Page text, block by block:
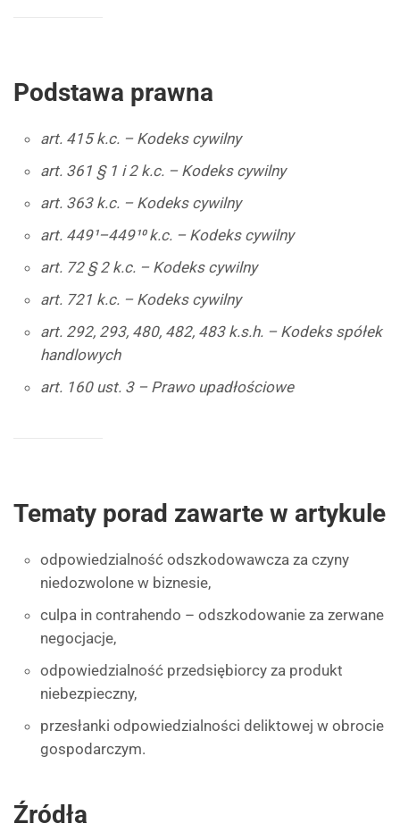
Podstawa prawna
art. 415 k.c. – Kodeks cywilny
art. 361 § 1 i 2 k.c. – Kodeks cywilny
art. 363 k.c. – Kodeks cywilny
art. 449¹–449¹⁰ k.c. – Kodeks cywilny
art. 72 § 2 k.c. – Kodeks cywilny
art. 721 k.c. – Kodeks cywilny
art. 292, 293, 480, 482, 483 k.s.h. – Kodeks spółek
handlowych
art. 160 ust. 3 – Prawo upadłościowe
Tematy porad zawarte w artykule
odpowiedzialność odszkodowawcza za czyny
niedozwolone w biznesie,
culpa in contrahendo – odszkodowanie za zerwane
negocjacje,
odpowiedzialność przedsiębiorcy za produkt
niebezpieczny,
przesłanki odpowiedzialności deliktowej w obrocie
gospodarczym.
Źródła